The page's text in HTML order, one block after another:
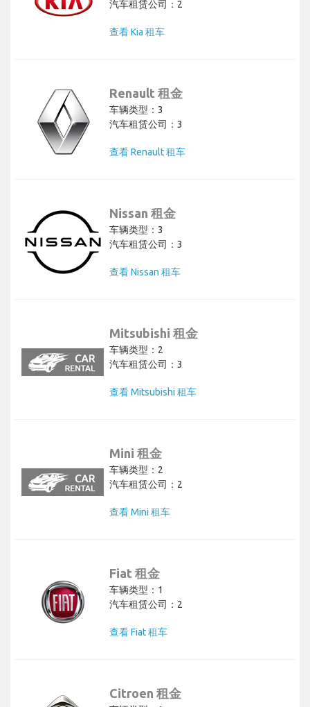
汽车租赁公司：2
查看 Kia 租车
Renault 租金
车辆类型：3
汽车租赁公司：3
查看 Renault 租车
Nissan 租金
车辆类型：3
汽车租赁公司：3
查看 Nissan 租车
Mitsubishi 租金
车辆类型：2
汽车租赁公司：3
查看 Mitsubishi 租车
Mini 租金
车辆类型：2
汽车租赁公司：2
查看 Mini 租车
Fiat 租金
车辆类型：1
汽车租赁公司：2
查看 Fiat 租车
Citroen 租金